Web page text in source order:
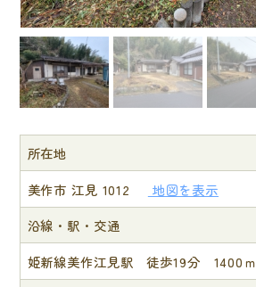
所在地
美作市 江見 1012
地図を表示
沿線・駅・交通
姫新線美作江見駅 徒歩19分 1400ｍ